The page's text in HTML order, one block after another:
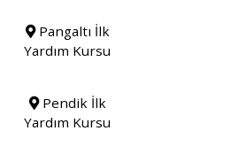
Pangaltı İlk
Yardım Kursu
Pendik İlk
Yardım Kursu